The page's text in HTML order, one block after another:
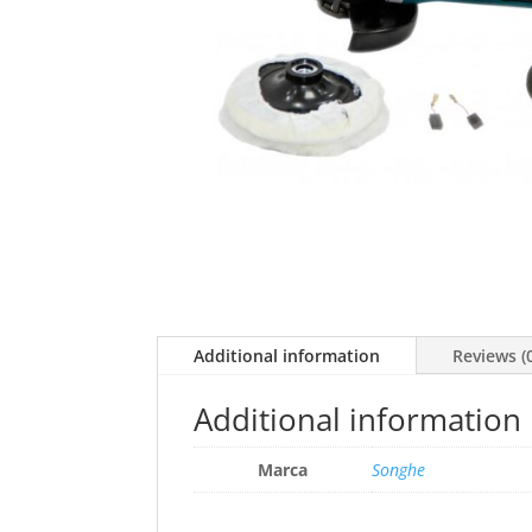
Additional information Reviews
Additional information
Marca Songhe